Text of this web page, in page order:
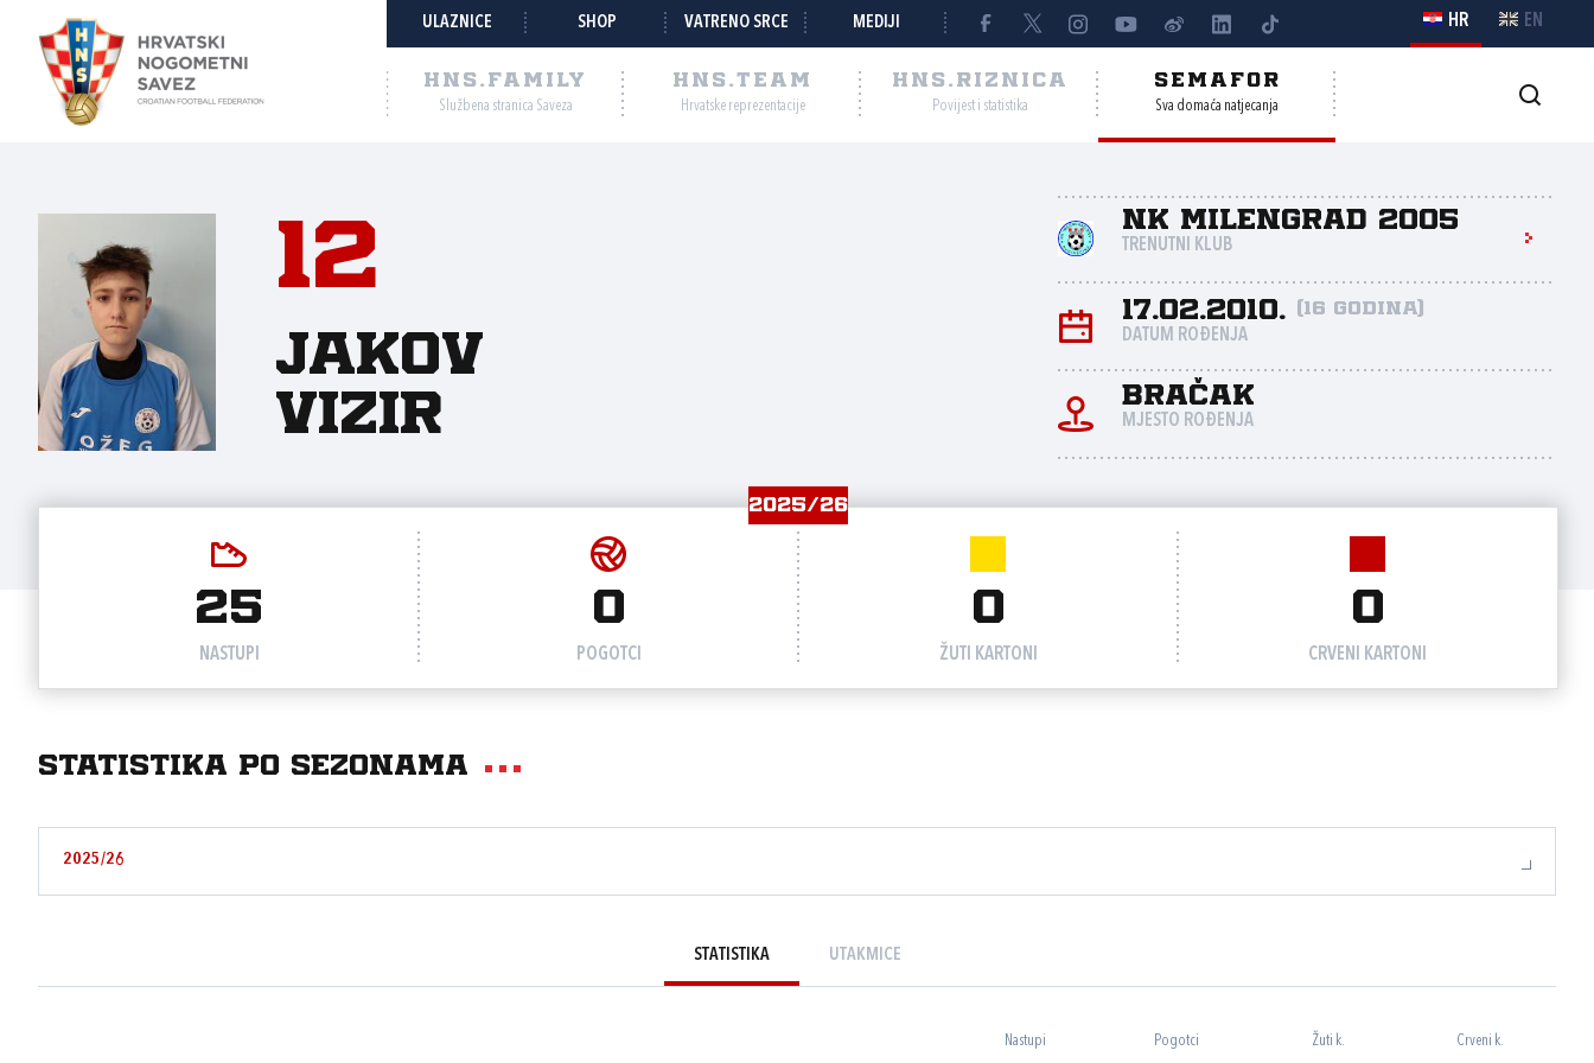
ULAZNICE SHOP VATRENO SRCE MEDIJI HR EN
HNS.FAMILY
Službena stranica Saveza
HNS.TEAM
Hrvatske reprezentacije
HNS.RIZNICA
Povijest i statistika
SEMAFOR
Sva domaća natjecanja
12
Jakov
Vizir
NK Milengrad 2005
TRENUTNI KLUB
17.02.2010. (16 godina)
DATUM ROĐENJA
Bračak
MJESTO ROĐENJA
2025/26
25
NASTUPI
0
POGOTCI
0
ŽUTI KARTONI
0
CRVENI KARTONI
Statistika po sezonama
2025/26
STATISTIKA UTAKMICE
Nastupi Pogotci Žuti k. Crveni k.